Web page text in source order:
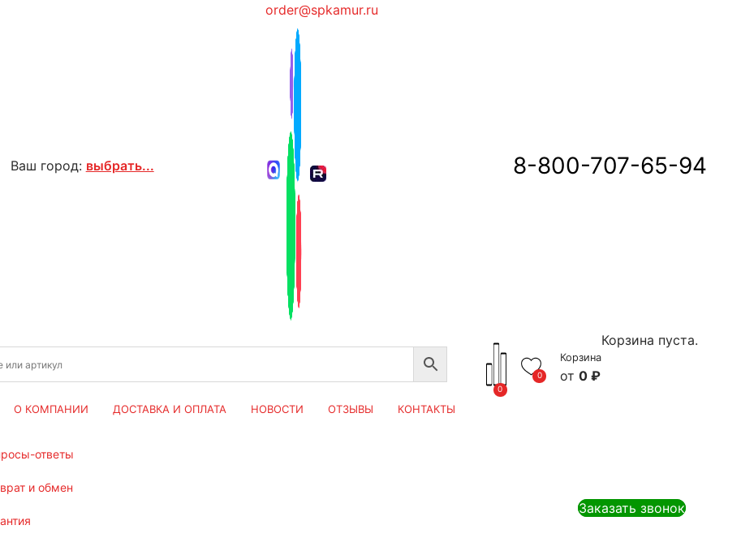
Ваш город: выбрать...
order@spkamur.ru
8-800-707-65-94
0
0
Корзина
0 ₽
Корзина пуста.
О КОМПАНИИ ДОСТАВКА И ОПЛАТА НОВОСТИ ОТЗЫВЫ
КОНТАКТЫ
ответы
и обмен
Заказать звонок